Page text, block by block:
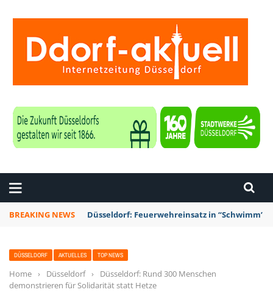
BREAKING NEWS Düsseldorf: Punk-Bahn-Fahrt mit Dosenbier
DÜSSELDORF AKTUELLES TOP NEWS
Home › Düsseldorf ›
Düsseldorf: Rund 300 Menschen
demonstrieren für Solidarität statt Hetze